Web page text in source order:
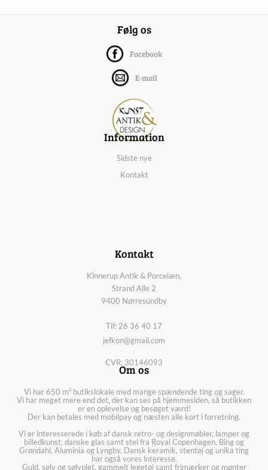
Følg os
Facebook
E-mail
Information
Sidste nye
Kontakt
Kontakt
Kinnerup Antik & Porcelæn,
Strand Alle 2
9400 Nørresundby
Tlf: 26 36 40 17
jefkon@gmail.com
CVR: 30146093
Om os
Vi har 650 m² butikslokale med mange spændende ting og sager.
Vi har meget mere end det, der kan ses på hjemmesiden, så butikken
er en oplevelse og besøget værd!
Der kan betales med mobilpay og næsten alle kort i forretning.
Vi er interesserede i køb af dansk retro- og designmøbler, lamper og
billedkunst, danske glas samt stel fra Royal Copenhagen, Bing og
Grøndahl, Aluminia og Lyngby. Dansk keramik, stentøj og unika ting
har også vores interesse.
Guld, sølv og sølvplet, gammelt legetøj samt frimærker og mønter